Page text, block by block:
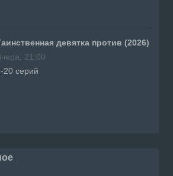
девятка против (2026)
21:00
20 серий